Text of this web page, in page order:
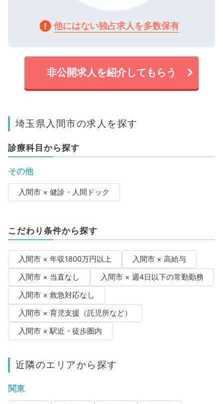
他にはない独占求人を多数保有
非公開求人を紹介してもらう
埼玉県入間市の求人を探す
診療科目から探す
その他
入間市 × 健診・人間ドック
こだわり条件から探す
入間市 × 年収1800万円以上
入間市 × 高給与
入間市 × 当直なし
入間市 × 週4日以下の常勤勤務
入間市 × 救急対応なし
入間市 × 育児支援（託児所など）
入間市 × 駅近・徒歩圏内
近隣のエリアから探す
関東